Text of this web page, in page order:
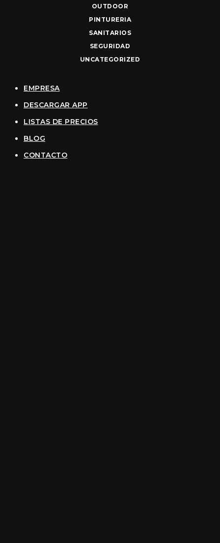
OUTDOOR
PINTURERIA
SANITARIOS
SEGURIDAD
UNCATEGORIZED
EMPRESA
DESCARGAR APP
LISTAS DE PRECIOS
BLOG
CONTACTO